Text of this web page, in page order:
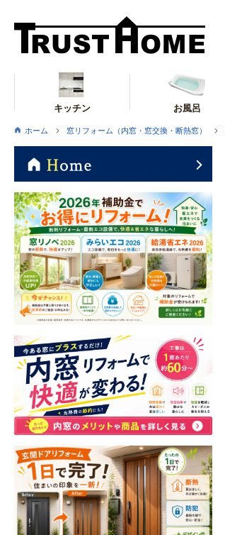
キッチン お風呂
ホーム 窓リフォーム（内窓・窓交換・断熱窓）